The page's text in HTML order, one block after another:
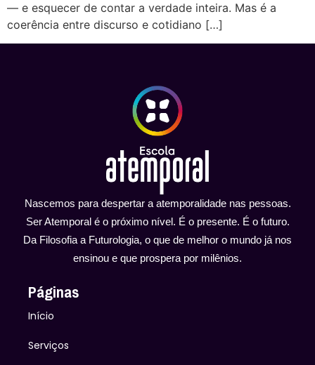
— e esquecer de contar a verdade inteira. Mas é a
coerência entre discurso e cotidiano […]
Nascemos para despertar a atemporalidade nas pessoas.
Ser Atemporal é o próximo nível. É o presente. É o futuro.
Da Filosofia a Futurologia, o que de melhor o mundo já nos
ensinou e que prospera por milênios.
Páginas
Início
Serviços